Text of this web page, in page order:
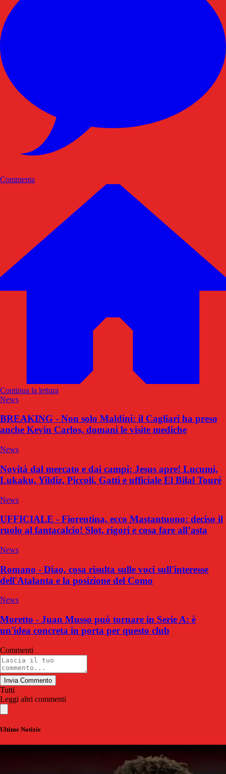
Commenta
Continua la lettura
News
BREAKING - Non solo Maldini: il Cagliari ha preso
anche Kevin Carlos, domani le visite mediche
News
Novità dal mercato e dai campi: Jesus apre! Lucumi,
Lukaku, Yildiz, Piccoli, Gatti e ufficiale El Bilal Touré
News
UFFICIALE - Fiorentina, ecco Mastantuono: deciso il
ruolo al fantacalcio! Slot, rigori e cosa fare all’asta
News
Romano - Diao, cosa risulta sulle voci sull'interesse
dell'Atalanta e la posizione del Como
News
Moretto - Juan Musso può tornare in Serie A: è
un'idea concreta in porta per questo club
Commenti
Invia Commento
Tutti
Leggi altri commenti
Ultime Notizie